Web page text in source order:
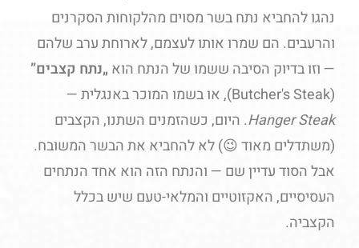
נהגו להחביא נתח בשר מסוים מהלקוחות הסקרנים
והרעבים. הם שמרו אותו לעצמם, לארוחת ערב שלהם
— וזו בדיוק הסיבה ששמו של הנתח הוא „נתח קצבים”
(Butcher's Steak), או בשמו המוכר באנגלית —
Hanger Steak. היום, כשהזמנים השתנו, הקצבים
(משתדלים מאוד 😉) לא להחביא את הבשר המשובח.
אבל הסוד עדיין שם — והנתח הזה הוא אחד הנתחים
העסיסיים, האקזוטיים והמלאי-טעם שיש בכלל
הקצביה.